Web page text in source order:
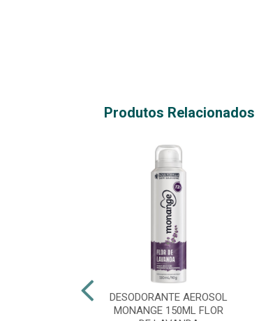
Produtos Relacionados
DESODORANTE AEROSOL
MONANGE 150ML FLOR